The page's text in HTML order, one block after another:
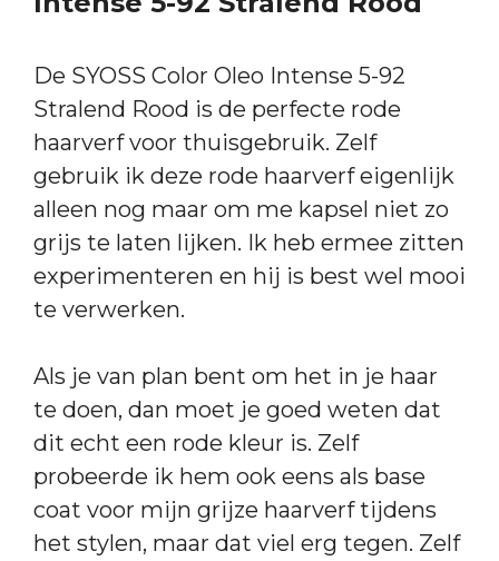
De SYOSS Color Oleo Intense 5-92
Stralend Rood is de perfecte rode
haarverf voor thuisgebruik. Zelf
gebruik ik deze rode haarverf eigenlijk
alleen nog maar om me kapsel niet zo
grijs te laten lijken. Ik heb ermee zitten
experimenteren en hij is best wel mooi
te verwerken.
Als je van plan bent om het in je haar
te doen, dan moet je goed weten dat
dit echt een rode kleur is. Zelf
probeerde ik hem ook eens als base
coat voor mijn grijze haarverf tijdens
het stylen, maar dat viel erg tegen. Zelf